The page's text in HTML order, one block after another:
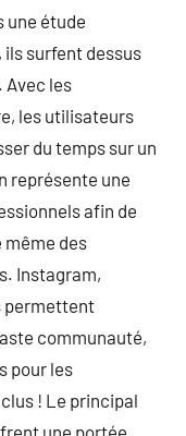
une étude
ils surfent dessus
Avec les
les utilisateurs
du temps sur un
représente une
afin de
même des
Instagram,
permettent
communauté,
pour les
! Le principal
une portée